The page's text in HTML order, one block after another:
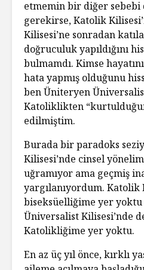
etmemin bir diğer sebebi
gerekirse, Katolik
Kilisesi’ne sonradan
doğruculuk yapıldığını
bulmamdı. Kimse
hata yapmış olduğunu
ben Üniteryen
Katoliklikten
edilmiştim.
Burada bir paradoks
Kilisesi’nde cinsel
uğramıyor ama geçmiş
yargılanıyordum. Katolik
biseksüelliğime yer
Üniversalist Kilisesi’nde
Katolikliğime yer yoktu.
En az üç yıl önce, kırklı